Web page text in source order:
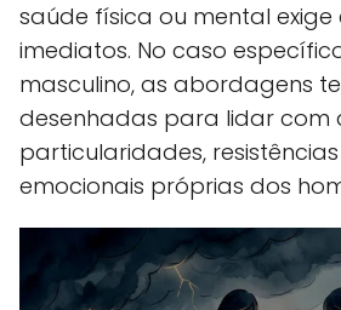
saúde física ou mental
imediatos. No caso
masculino, as abordagens
desenhadas para lidar com
particularidades,
emocionais próprias dos